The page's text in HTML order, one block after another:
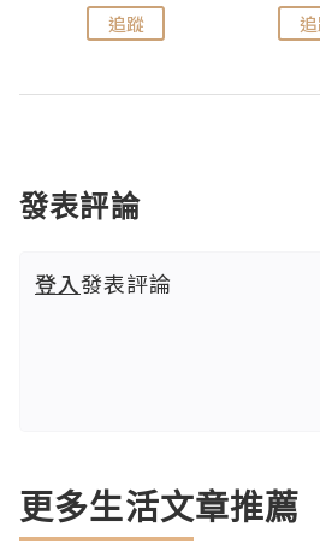
追蹤
發表評論
登入發表評論
更多生活文章推薦